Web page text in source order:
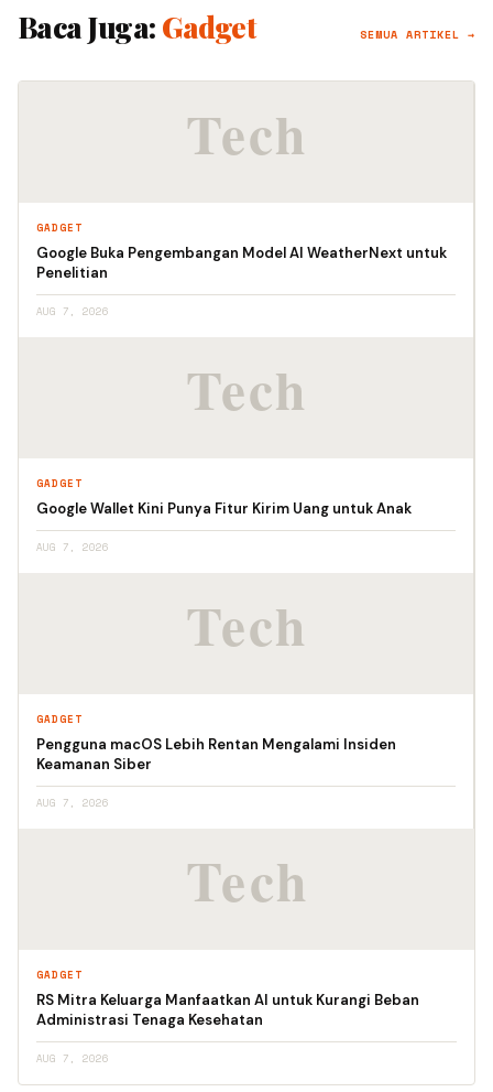
Baca Juga: Gadget SEMUA ARTIKEL →
GADGET
Google Buka Pengembangan Model AI WeatherNext untuk
Penelitian
AUG 7, 2026
GADGET
Google Wallet Kini Punya Fitur Kirim Uang untuk Anak
AUG 7, 2026
GADGET
Pengguna macOS Lebih Rentan Mengalami Insiden
Keamanan Siber
AUG 7, 2026
GADGET
RS Mitra Keluarga Manfaatkan AI untuk Kurangi Beban
Administrasi Tenaga Kesehatan
AUG 7, 2026